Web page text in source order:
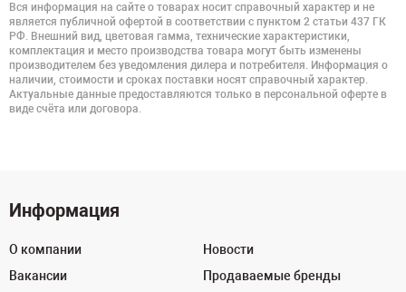
Вся информация на сайте о товарах носит справочный характер и не
является публичной офертой в соответствии с пунктом 2 статьи 437 ГК
РФ. Внешний вид, цветовая гамма, технические характеристики,
комплектация и место производства товара могут быть изменены
производителем без уведомления дилера и потребителя. Информация о
наличии, стоимости и сроках поставки носят справочный характер.
Актуальные данные предоставляются только в персональной оферте в
виде счёта или договора.
Информация
О компании
Вакансии
Новости
Продаваемые бренды